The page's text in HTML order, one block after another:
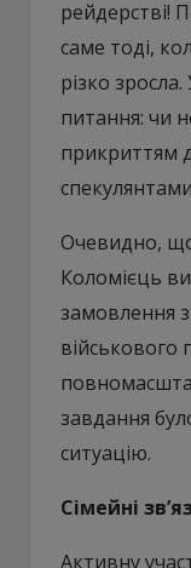
рейдерстві!
саме тоді,
різко
питання: чи
прикриттям
Очевидно, що
Коломієць
замовлення
військового
завдання
ситуацію.
Сімейні
Активну